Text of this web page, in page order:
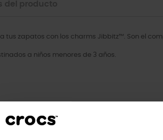
tus zapatos con los charms Jibbitz™. Son el
a niños menores de 3 años.
este producto